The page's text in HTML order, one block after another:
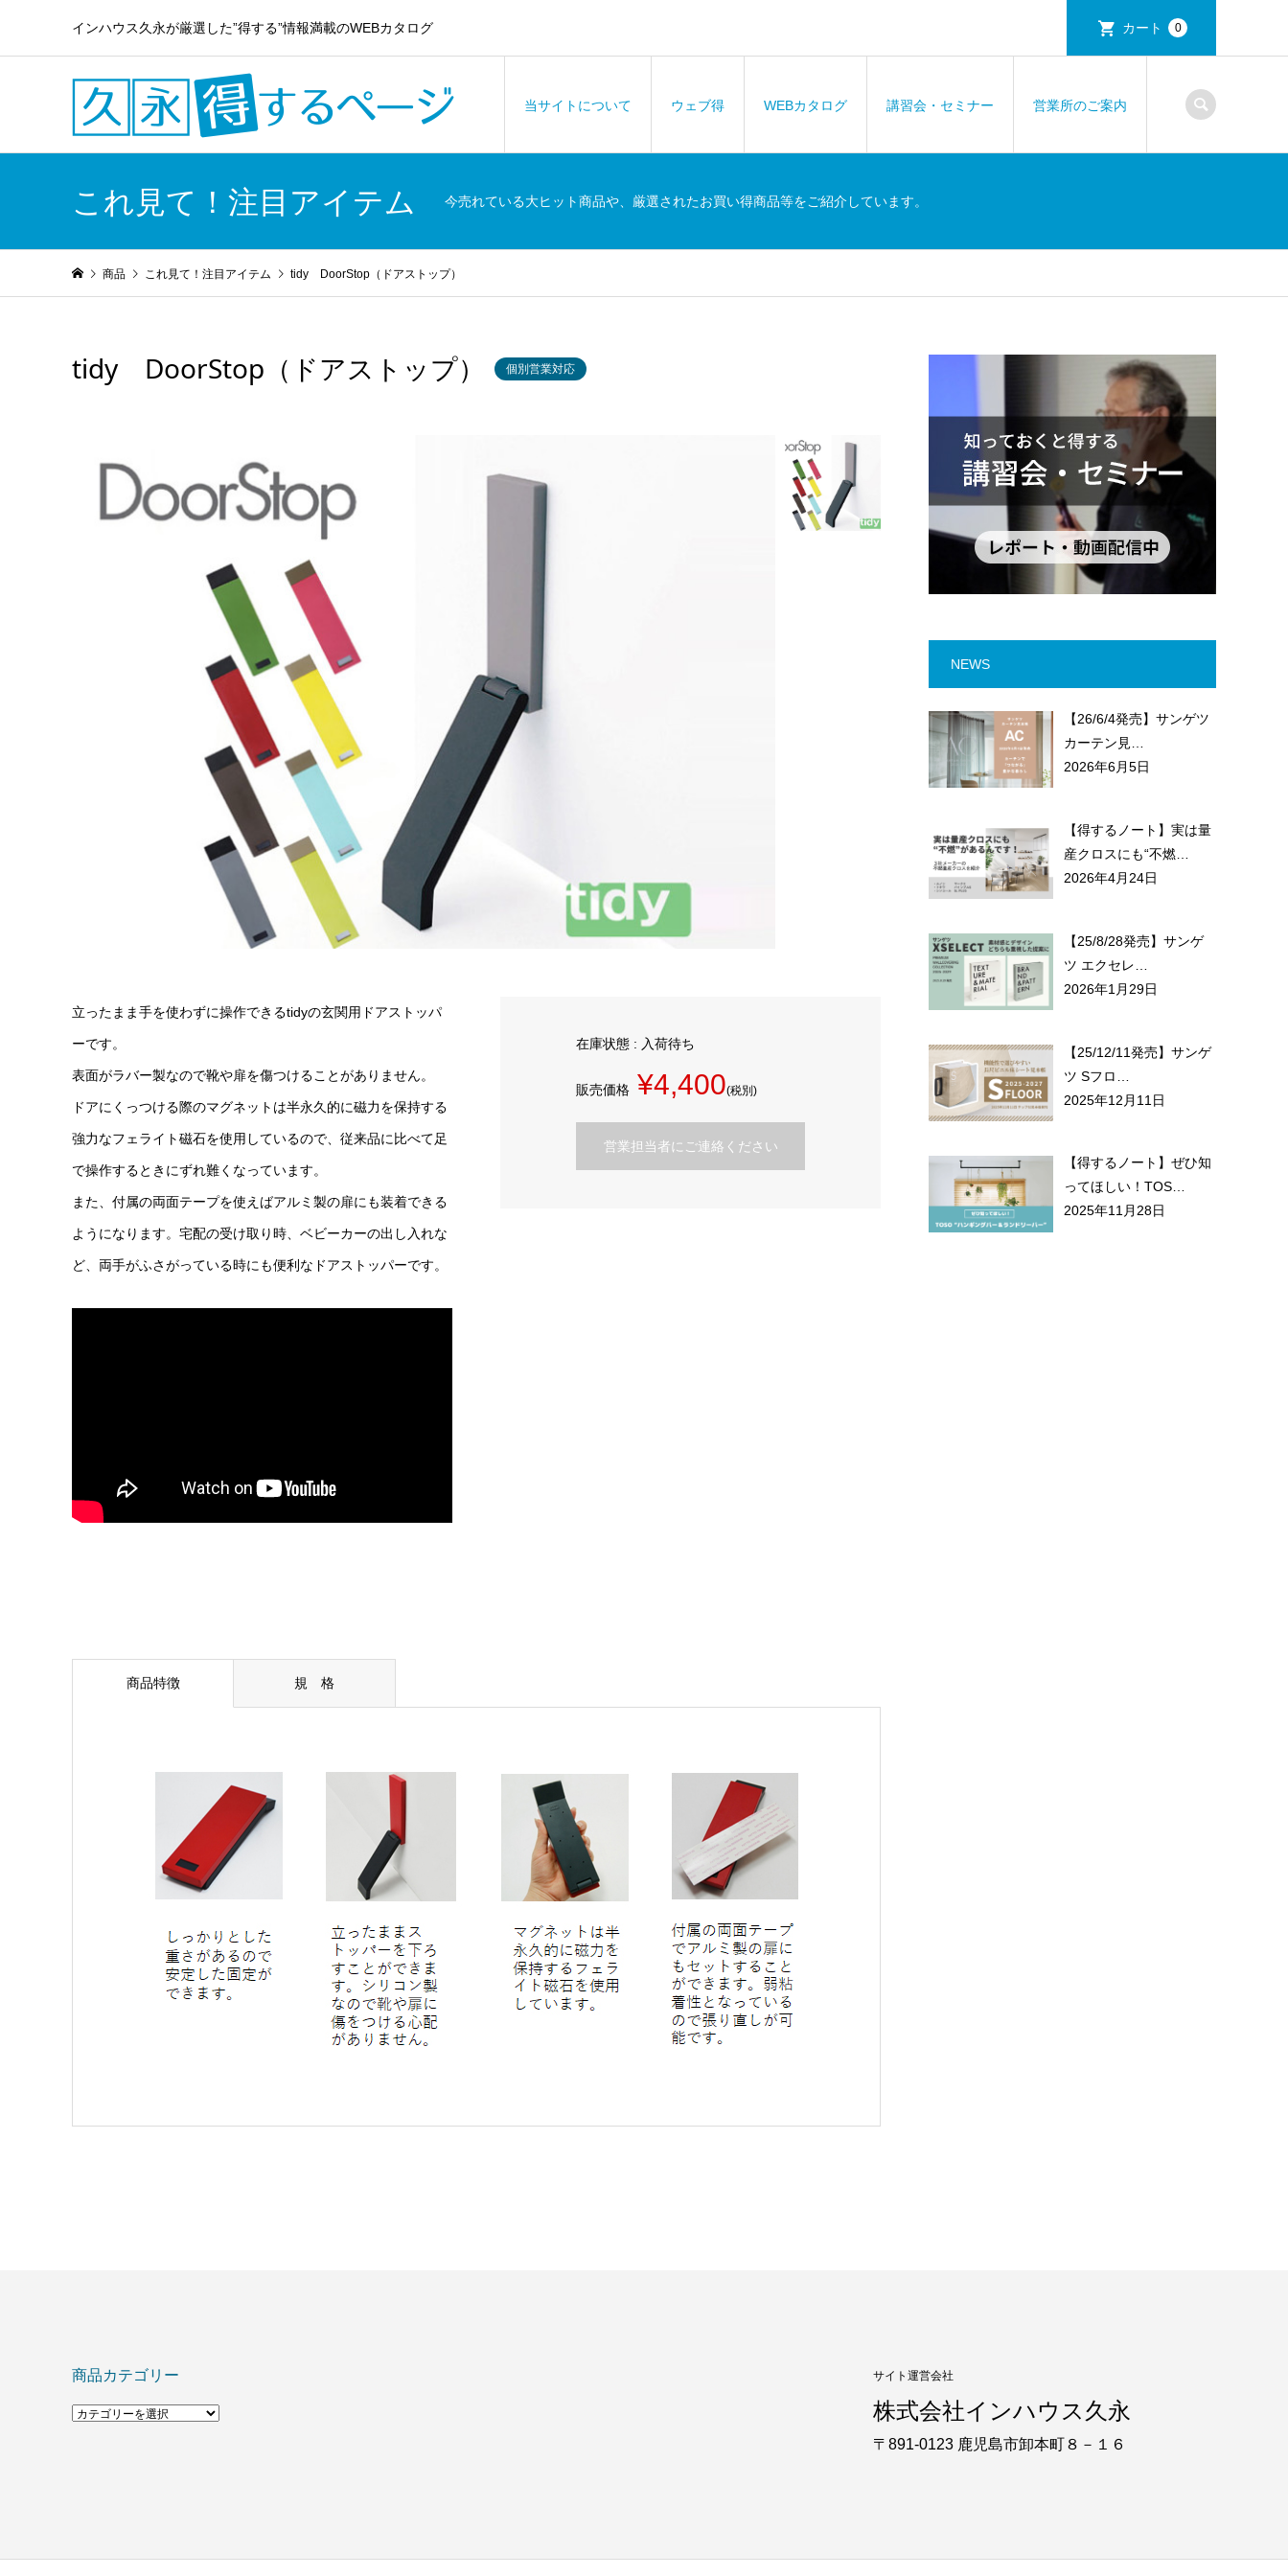
インハウス久永が厳選した”得する”情報満載のWEBカタログ カート 0
当サイトについて ウェブ得 WEBカタログ 講習会・セミナー 営業所のご案内
これ見て！注目アイテム 今売れている大ヒット商品や、厳選されたお買い得商品等をご紹介しています。
商品 これ見て！注目アイテム tidy DoorStop（ドアストップ）
tidy DoorStop（ドアストップ） 個別営業対応
立ったまま手を使わずに操作できるtidyの玄関用ドアストッパ
ーです。
表面がラバー製なので靴や扉を傷つけることがありません。
ドアにくっつける際のマグネットは半永久的に磁力を保持する
強力なフェライト磁石を使用しているので、 従来品に比べて足
で操作するときにずれ難くなっています。
また、付属の両面テープを使えばアルミ製の扉にも装着できる
ようになります。 宅配の受け取り時、ベビーカーの出し入れな
ど、 両手がふさがっている時にも便利なドアストッパーです。
在庫状態 : 入荷待ち
販売価格 ¥4,400(税別)
営業担当者にご連絡ください
商品特徴 規 格
NEWS
【26/6/4発売】サンゲツ
カーテン見…
2026年6月5日
【得するノート】実は量
産クロスにも“不燃…
2026年4月24日
【25/8/28発売】サンゲ
ツ エクセレ…
2026年1月29日
【25/12/11発売】サンゲ
ツ Sフロ…
2025年12月11日
【得するノート】ぜひ知
ってほしい！TOS…
2025年11月28日
商品カテゴリー サイト運営会社
株式会社インハウス久永
〒891-0123 鹿児島市卸本町８－１６